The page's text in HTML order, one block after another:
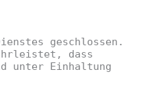
geschlossen.
dass
unter Einhaltung